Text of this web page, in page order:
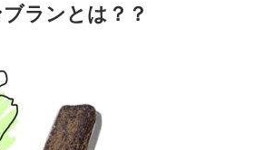
ランとは？？